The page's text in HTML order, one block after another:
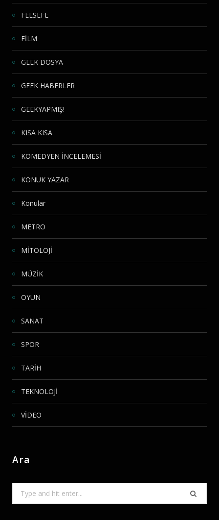
FELSEFE
FİLM
GEEK DOSYA
GEEK HABERLER
GEEKYAPMIŞ!
KISA KISA
KOMEDYEN İNCELEMESİ
KONUK YAZAR
Konular
METRO
MİTOLOJİ
MÜZİK
OYUN
SANAT
SPOR
TARİH
TEKNOLOJİ
VİDEO
Ara
for: